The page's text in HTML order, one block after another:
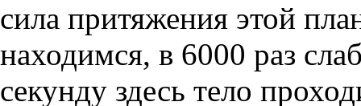
сила притяжения этой
находимся, в 6000 раз
секунду здесь тело